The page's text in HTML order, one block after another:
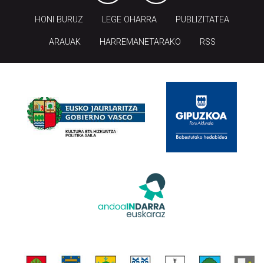
HONI BURUZ LEGE OHARRA PUBLIZITATEA
ARAUAK HARREMANETARAKO RSS